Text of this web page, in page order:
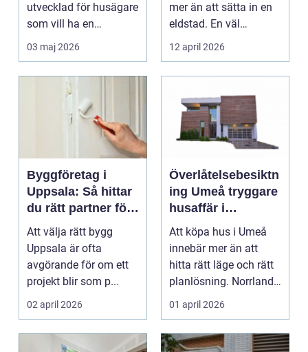
utvecklad för husägare
som vill ha en
driftsäker och
ekonomisk
uppvärmnin...
03 maj 2026
mer än att sätta in en
eldstad. En väl
planerad installati...
12 april 2026
Byggföretag i
Uppsala: Så hittar
du rätt partner för
ditt projekt
Att välja rätt bygg
Uppsala är ofta
avgörande för om ett
projekt blir som p...
02 april 2026
Överlåtelsebesiktn
ing Umeå tryggare
husaffär i
norrländskt klimat
Att köpa hus i Umeå
innebär mer än att
hitta rätt läge och rätt
planlösning. Norrlands
klimat ställe...
01 april 2026